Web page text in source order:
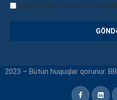
Mən şərtləri oxudum və
2023 – Bütün hüquqlar qorunur.